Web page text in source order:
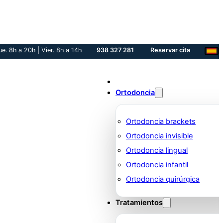
8h a 20h | Vier. 8h a 14h 938 327 281 Reservar cita
Ortodoncia
Ortodoncia brackets
Ortodoncia invisible
Ortodoncia lingual
Ortodoncia infantil
Ortodoncia quirúrgica
Tratamientos